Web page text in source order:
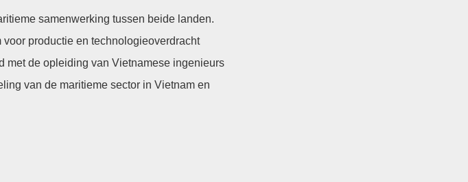
samenwerking tussen beide landen.
voor productie en technologieoverdracht
met de opleiding van Vietnamese ingenieurs
van de maritieme sector in Vietnam en